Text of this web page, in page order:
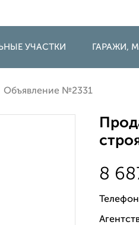
УЧАСТКИ ГАРАЖИ,
Объявление №2331
8